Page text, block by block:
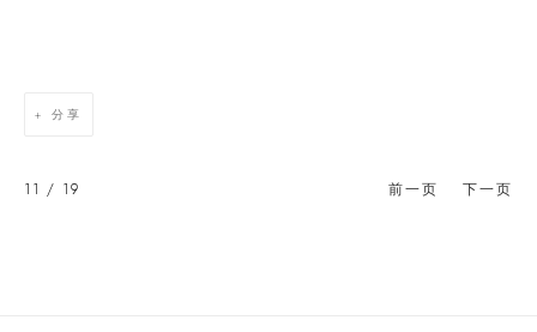
分享
前一页 下一页
11 / 19